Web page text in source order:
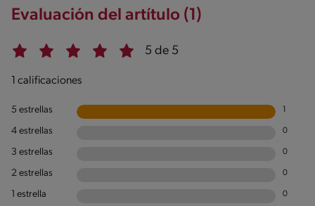
Evaluación del artítulo (1)
5 de 5
1 calificaciones
5 estrellas 1
4 estrellas 0
3 estrellas 0
2 estrellas 0
1 estrella 0